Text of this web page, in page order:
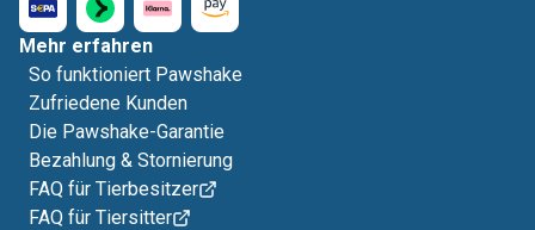
Mehr erfahren
So funktioniert Pawshake
Zufriedene Kunden
Die Pawshake-Garantie
Bezahlung & Stornierung
FAQ für Tierbesitzer
FAQ für Tiersitter